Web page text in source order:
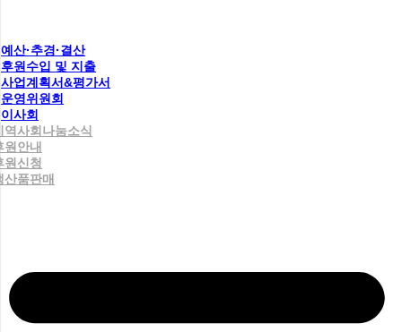
예산·추경·결산
후원수입 및 지출
사업계획서&평가서
운영위원회
이사회
역사회나눔소식
원안내
원신청
산품판매